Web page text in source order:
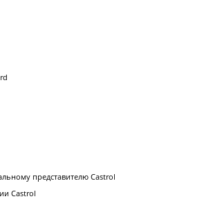
представителю Castrol
Castrol